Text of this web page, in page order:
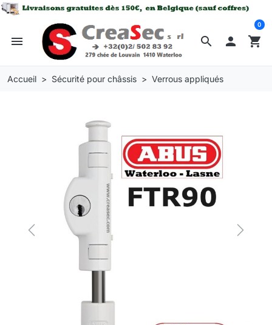
search
menu  shopping_cart
0
Accueil Sécurité pour châssis Verrous appliqués
Previous Next